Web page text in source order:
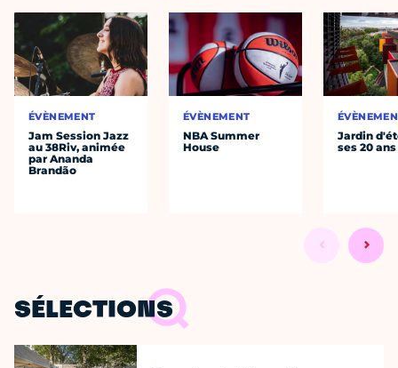
ÉVÈNEMENT
Jam Session Jazz
au 38Riv, animée
par Ananda
Brandão
ÉVÈNEMENT
NBA Summer
House
Jardin
ses 20 ans
SÉLECTIONS